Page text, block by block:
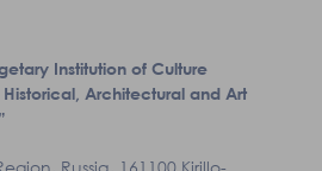
Institution of Culture
Historical, Architectural and Art
Russia, 161100 Kirillo-